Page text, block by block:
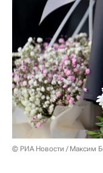
© РИА Новости / Максим